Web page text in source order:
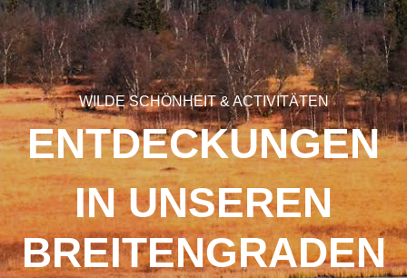
WILDE SCHÖNHEIT & ACTIVITÄTEN
ENTDECKUNGEN
IN UNSEREN
BREITENGRADEN